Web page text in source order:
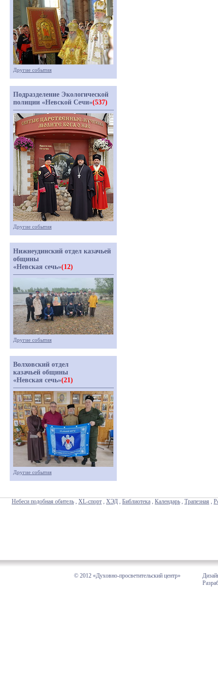
Другие события
Подразделение Экологической
полиции «Невской Сечи»(537)
Другие события
Нижнеудинский отдел казачьей
общины
«Невская сечь»(12)
Другие события
Волховский отдел
казачьей общины
«Невская сечь»(21)
Другие события
Небеси подобная обитель , XL-спорт , ХЭД , Библиотека , Календарь , Трапезная ,
© 2012 «Духовно-просветительский центр»